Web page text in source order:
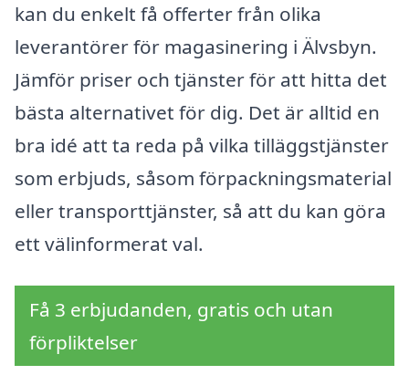
kan du enkelt få offerter från olika
leverantörer för magasinering i Älvsbyn.
Jämför priser och tjänster för att hitta det
bästa alternativet för dig. Det är alltid en
bra idé att ta reda på vilka tilläggstjänster
som erbjuds, såsom förpackningsmaterial
eller transporttjänster, så att du kan göra
ett välinformerat val.
Få 3 erbjudanden, gratis och utan
förpliktelser